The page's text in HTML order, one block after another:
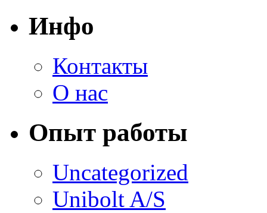
Инфо
Контакты
О нас
Опыт работы
Uncategorized
Unibolt A/S